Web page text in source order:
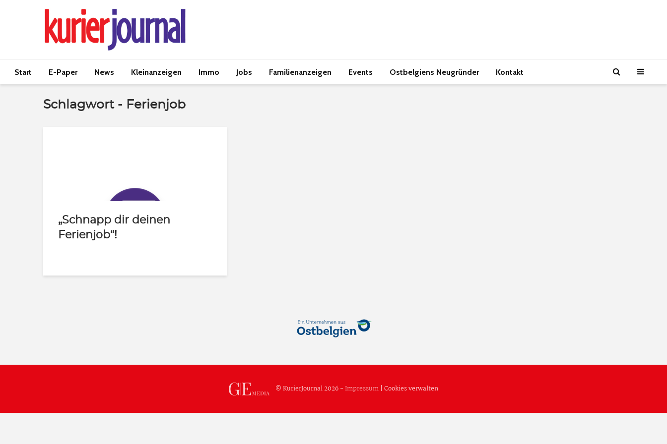
Start E-Paper News Kleinanzeigen Immo Jobs Familienanzeigen Events Ostbelgiens Neugründer Kontakt
Schlagwort - Ferienjob
„Schnapp dir deinen
Ferienjob“!
© KurierJournal 2026 -Impressum |Cookies verwalten